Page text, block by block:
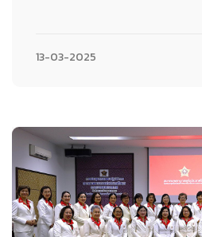
13-03-2025